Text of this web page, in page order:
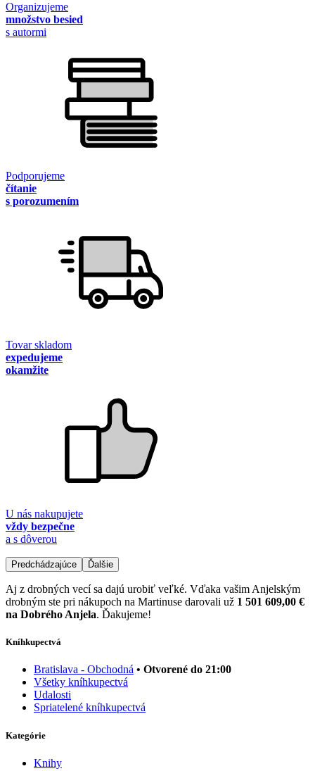
Organizujeme
množstvo besied
s autormi
Podporujeme
čítanie
s porozumením
Tovar skladom
expedujeme
okamžite
U nás nakupujete
vždy bezpečne
a s dôverou
Predchádzajúce Ďalšie
Aj z drobných vecí sa dajú urobiť veľké. Vďaka vašim Anjelským
drobným ste pri nákupoch na Martinuse darovali už 1 501 609,00 €
na Dobrého Anjela. Ďakujeme!
Kníhkupectvá
Bratislava - Obchodná • Otvorené do 21:00
Všetky kníhkupectvá
Udalosti
Spriatelené kníhkupectvá
Kategórie
Knihy